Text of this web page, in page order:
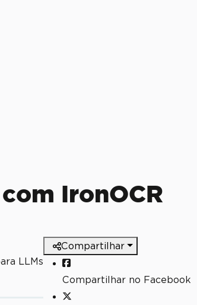
IronOCR
LLMs
Compartilhar
Compartilhar no Facebook